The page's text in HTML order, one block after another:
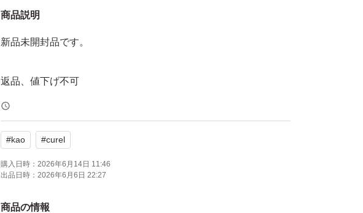
商品説明
新品未開封品です。
返品、値下げ不可
#kao #curel
購入日時： 2026年6月14日 11:46
出品日時： 2026年6月6日 22:27
商品の情報